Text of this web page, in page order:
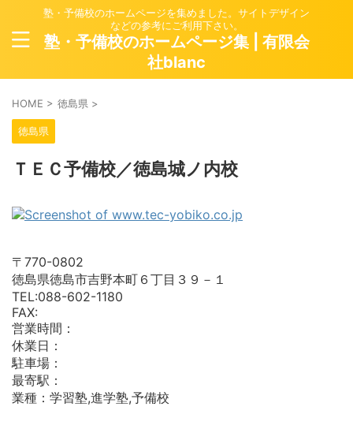
塾・予備校のホームページを集めました。サイトデザイン
などの参考にご利用下さい。
塾・予備校のホームページ集 | 有限会
社blanc
HOME > 徳島県 >
徳島県
ＴＥＣ予備校／徳島城ノ内校
〒770-0802
徳島県徳島市吉野本町６丁目３９－１
TEL:088-602-1180
FAX:
営業時間：
休業日：
駐車場：
最寄駅：
業種：学習塾,進学塾,予備校